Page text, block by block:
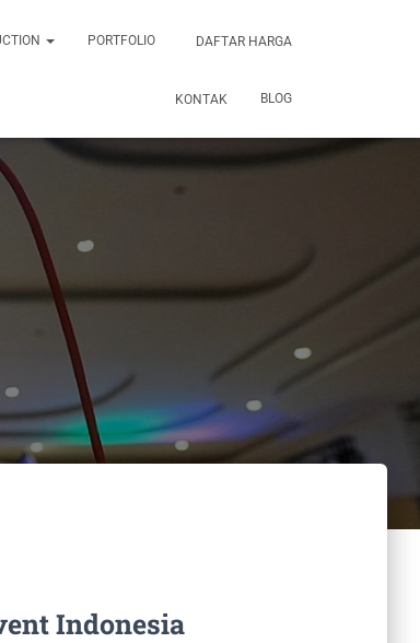
PORTFOLIO DAFTAR HARGA
KONTAK BLOG
Indonesia